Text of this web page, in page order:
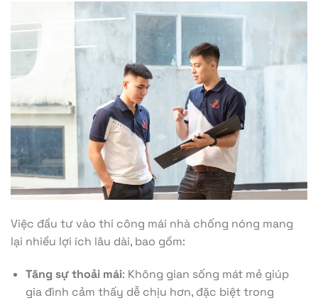
Việc đầu tư vào thi công mái nhà chống nóng mang
lại nhiều lợi ích lâu dài, bao gồm:
Tăng sự thoải mái: Không gian sống mát mẻ giúp
gia đình cảm thấy dễ chịu hơn, đặc biệt trong